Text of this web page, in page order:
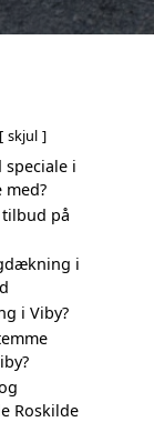
skjul
speciale i
på
i
i Viby?
Roskilde